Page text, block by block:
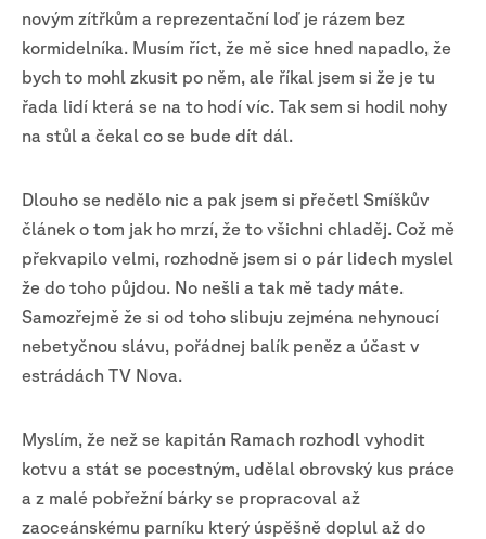
novým zítřkům a reprezentační loď je rázem bez
kormidelníka. Musím říct, že mě sice hned napadlo, že
bych to mohl zkusit po něm, ale říkal jsem si že je tu
řada lidí která se na to hodí víc. Tak sem si hodil nohy
na stůl a čekal co se bude dít dál.
Dlouho se nedělo nic a pak jsem si přečetl Smíškův
článek o tom jak ho mrzí, že to všichni chladěj. Což mě
překvapilo velmi, rozhodně jsem si o pár lidech myslel
že do toho půjdou. No nešli a tak mě tady máte.
Samozřejmě že si od toho slibuju zejména nehynoucí
nebetyčnou slávu, pořádnej balík peněz a účast v
estrádách TV Nova.
Myslím, že než se kapitán Ramach rozhodl vyhodit
kotvu a stát se pocestným, udělal obrovský kus práce
a z malé pobřežní bárky se propracoval až
zaoceánskému parníku který úspěšně doplul až do